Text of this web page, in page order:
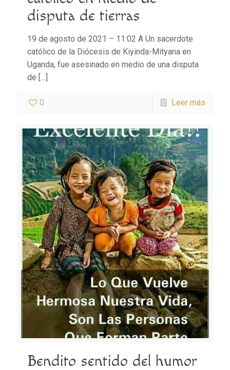
disputa de tierras
19 de agosto de 2021 – 11:02 A Un sacerdote
católico de la Diócesis de Kiyinda-Mityana en
Uganda, fue asesinado en medio de una disputa
de […]
0 Leer más
Bendito sentido del humor